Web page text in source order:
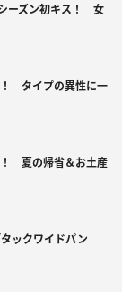
ーズン初キス！ 女
！ タイプの異性に一
！ 夏の帰省＆お土産
ックワイドパン